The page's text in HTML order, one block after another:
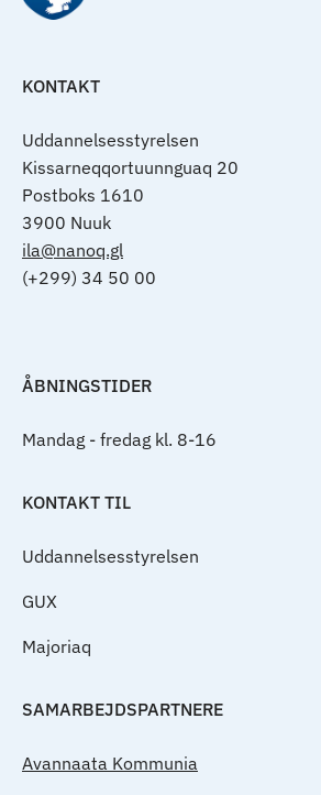
KONTAKT
Uddannelsesstyrelsen
Kissarneqqortuunnguaq 20
Postboks 1610
3900 Nuuk
ila@nanoq.gl
(+299) 34 50 00
ÅBNINGSTIDER
Mandag - fredag kl. 8-16
KONTAKT TIL
Uddannelsesstyrelsen
GUX
Majoriaq
SAMARBEJDSPARTNERE
Avannaata Kommunia